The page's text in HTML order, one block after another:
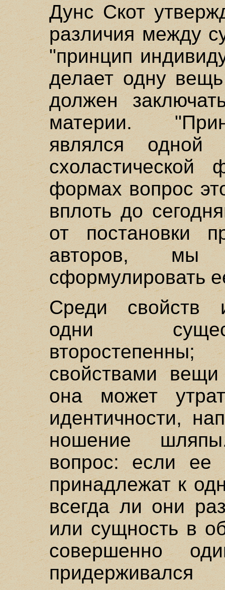
Дунс Скот
различия между
"принцип
делает одну
должен
материи.
являлся
формах вопрос
вплоть до
от постановки
авторов, мы
сформулировать
Среди свойств
одни
свойствами
она может
идентичности,
ношение
вопрос: если ее
принадлежат к
всегда ли они
или сущность в
совершенно
придерживался